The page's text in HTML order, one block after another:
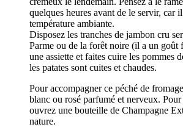
quelques heures avant de le servir, car
température ambiante.
Disposez les tranches de jambon cru
Parme ou de la forêt noire (il a un goût
une assiette et faites cuire les pommes
les patates sont cuites et chaudes.
Pour accompagner ce péché de
blanc ou rosé parfumé et nerveux.
ouvrez une bouteille de Champagne
nature.